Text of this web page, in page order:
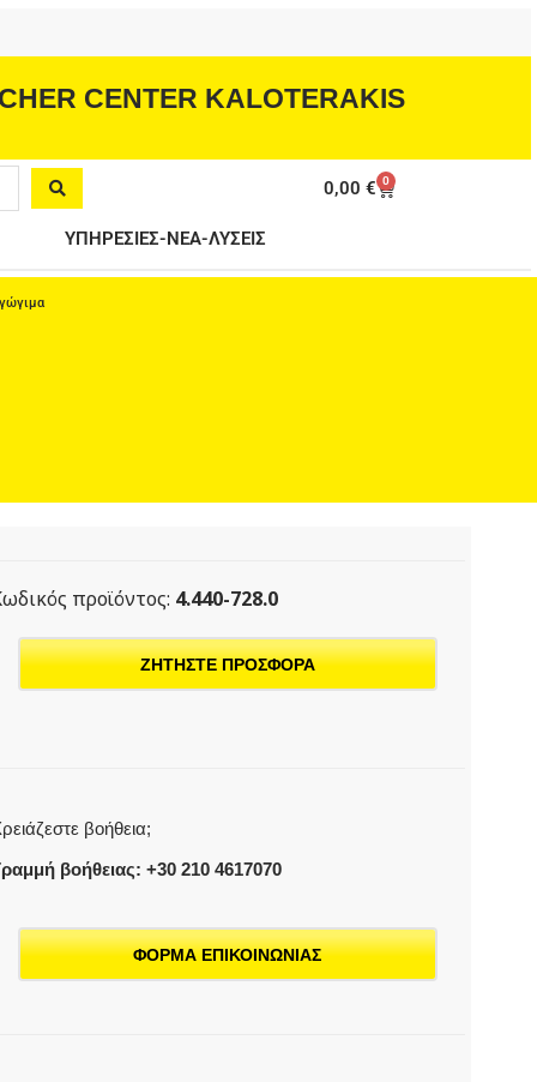
CENTER KALOTERAKIS
0,00€ 0
Cart
ΥΠΗΡΕΣΙΕΣ-ΝΕΑ-ΛΥΣΕΙΣ
προϊόντος: 4.440-728.0
ΖΗΤΗΣΤΕ ΠΡΟΣΦΟΡΑ
βοήθεια;
βοήθειας: +30 210 4617070
ΦΟΡΜΑ ΕΠΙΚΟΙΝΩΝΙΑΣ